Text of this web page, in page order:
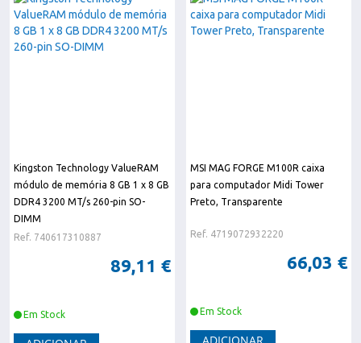
Kingston Technology ValueRAM
módulo de memória 8 GB 1 x 8 GB
DDR4 3200 MT/s 260-pin SO-
DIMM
Ref. 740617310887
89,11 €
Em Stock
MSI MAG FORGE M100R caixa
para computador Midi Tower
Preto, Transparente
Ref. 4719072932220
66,03 €
Em Stock